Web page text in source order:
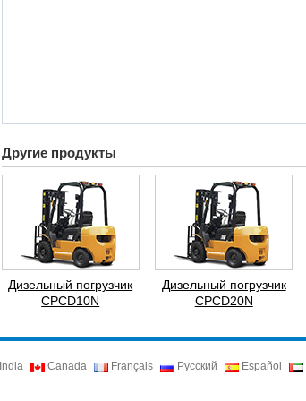
Другие продукты
Дизельный погрузчик
CPCD10N
Дизельный погрузчик
CPCD20N
Canada Français Русский Español